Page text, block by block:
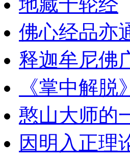
佛心经品亦
释迦牟尼佛
《掌中解脱
憨山大师的
因明入正理